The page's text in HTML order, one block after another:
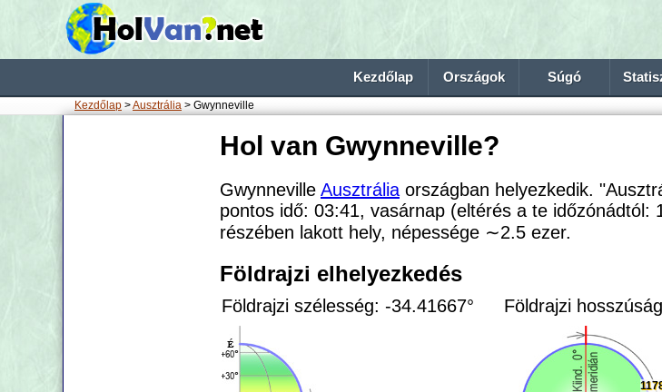
Kezdőlap Országok Súgó
Kezdőlap >Ausztrália > Gwynneville
Hol van Gwynneville?
Gwynneville Ausztrália országban helyezkedik.
pontos idő: 03:41, vasárnap (eltérés a te időzónádtól:
részében lakott hely, népessége ∼2.5 ezer.
Földrajzi elhelyezkedés
Földrajzi szélesség: -34.41667° Földrajzi